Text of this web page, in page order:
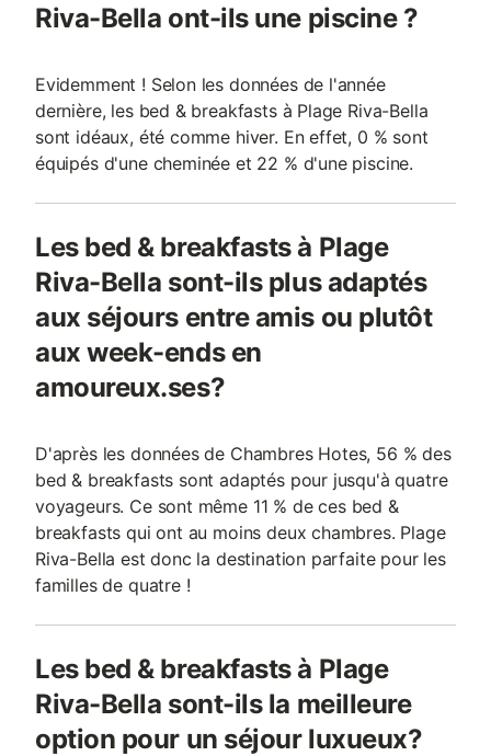
Riva-Bella ont-ils une piscine ?
Evidemment ! Selon les données de l'année
dernière, les bed & breakfasts à Plage Riva-Bella
sont idéaux, été comme hiver. En effet, 0 % sont
équipés d'une cheminée et 22 % d'une piscine.
Les bed & breakfasts à Plage
Riva-Bella sont-ils plus adaptés
aux séjours entre amis ou plutôt
aux week-ends en
amoureux.ses?
D'après les données de Chambres Hotes, 56 % des
bed & breakfasts sont adaptés pour jusqu'à quatre
voyageurs. Ce sont même 11 % de ces bed &
breakfasts qui ont au moins deux chambres. Plage
Riva-Bella est donc la destination parfaite pour les
familles de quatre !
Les bed & breakfasts à Plage
Riva-Bella sont-ils la meilleure
option pour un séjour luxueux?